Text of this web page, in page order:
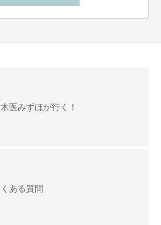
医みずほが行く！
ある質問